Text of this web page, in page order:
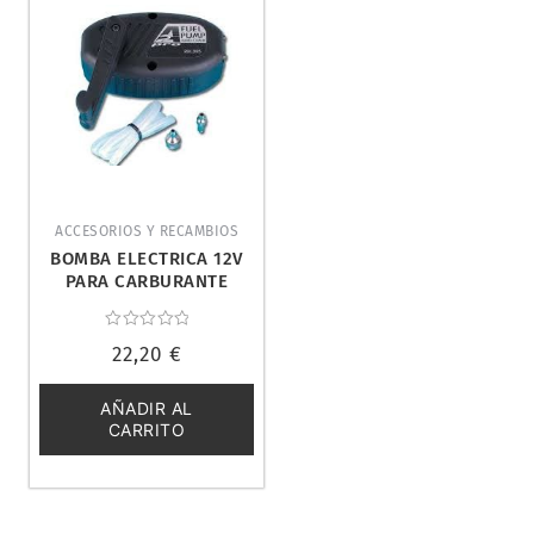
ACCESORIOS Y RECAMBIOS
BOMBA ELECTRICA 12V
PARA CARBURANTE
con
de
5
22,20 €
AÑADIR AL
CARRITO